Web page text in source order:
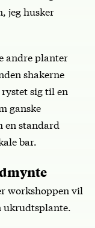
jeg husker
andre planter
shakerne
sig til en
ganske
en standard
bar.
workshoppen vil
ukrudtsplante.